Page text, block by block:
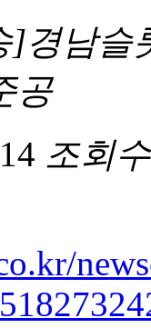
경남슬
공
조회수